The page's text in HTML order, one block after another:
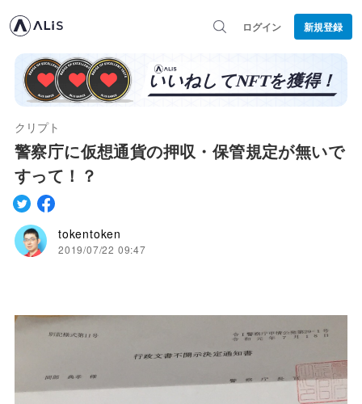
ログイン 新規登録
クリプト
警察庁に仮想通貨の押収・保管規定が無いで
すって！？
tokentoken
2019/07/22 09:47